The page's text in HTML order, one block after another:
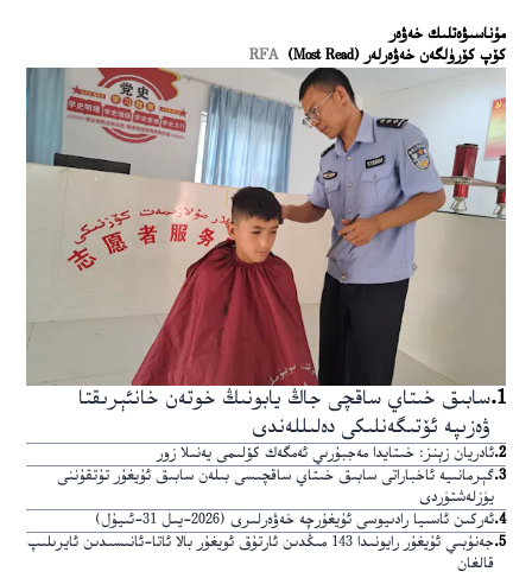
ﻣﯘﻧﺎﺳﯩﯟﻩﺗﻠﯩﻚ ﺧﻪﯞﻩﺭ
كۆپ كۆرۈلگەن خەۋەرلەر (Most Read)
RFA
1
.سابىق خىتاي ساقچى جاڭ يابونىڭ خوتەن خانئېرىقتا
ۋەزىپە ئۆتىگەنلىكى دەلىللەندى
2
.ئادريان زېنز: خىتايدا مەجبۇرىي ئەمگەك كۆلىمى يەنىلا زور
3
.گېرمانىيە ئاخباراتى سابىق خىتاي ساقچىسى بىلەن سابىق ئۇيغۇر تۇتقۇننى
يۈزلەشتۈردى
4
.ئەركىن ئاسىيا رادىيوسى ئۇيغۇرچە خەۋەرلىرى (2026-يىل 31-ئىيۇل)
5
.
جەنۇبىي ئۇيغۇر رايونىدا 143 مىڭدىن ئارتۇق ئويغۇر بالا ئاتا-ئانىسىدىن ئايرىلىپ
قالغان